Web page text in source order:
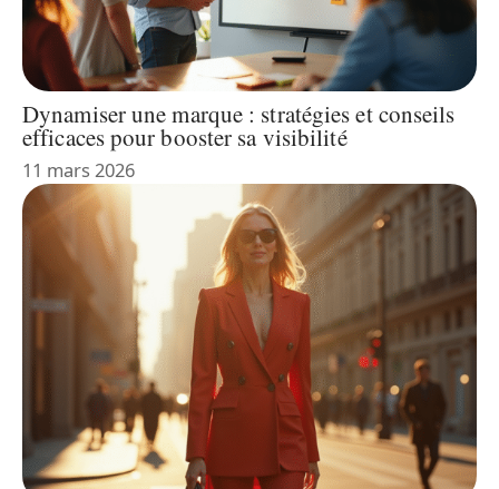
Dynamiser une marque : stratégies et conseils
efficaces pour booster sa visibilité
11 mars 2026